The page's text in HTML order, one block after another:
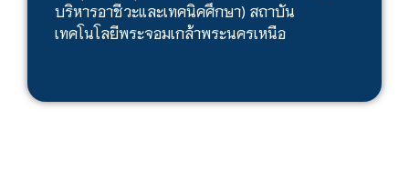
บริหารอาชีวะและเทคนิคศึกษา) สถาบัน
เทคโนโลยีพระจอมเกล้าพระนครเหนือ